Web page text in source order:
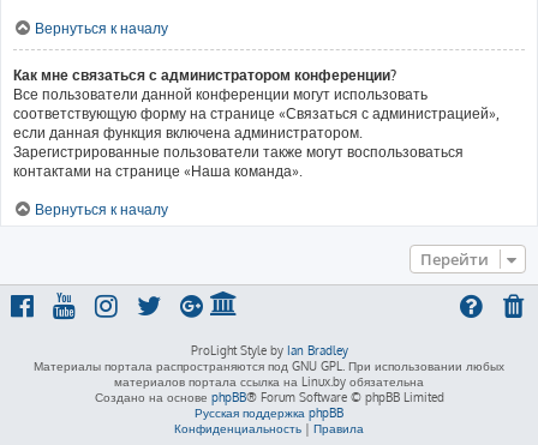
Вернуться к началу
Как мне связаться с администратором конференции?
Все пользователи данной конференции могут использовать
соответствующую форму на странице «Связаться с администрацией»,
если данная функция включена администратором.
Зарегистрированные пользователи также могут воспользоваться
контактами на странице «Наша команда».
Вернуться к началу
Перейти
ProLight Style by Ian Bradley
Материалы портала распространяются под GNU GPL. При использовании любых
материалов портала ссылка на Linux.by обязательна
Создано на основе phpBB® Forum Software © phpBB Limited
Русская поддержка phpBB
Конфиденциальность | Правила